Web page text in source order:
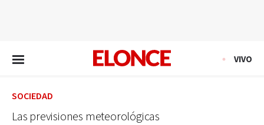
VIVO
SOCIEDAD
Las previsiones meteorológicas